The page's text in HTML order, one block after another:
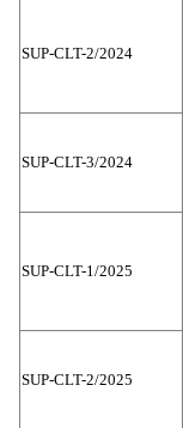
SUP-CLT-2/2024
SUP-CLT-3/2024
SUP-CLT-1/2025
SUP-CLT-2/2025